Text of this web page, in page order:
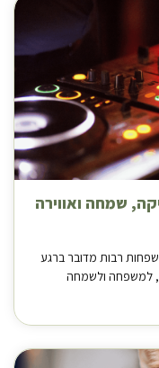
שמחה ואווירה
רבות מדובר ברגע
למשפחה ולשמחה